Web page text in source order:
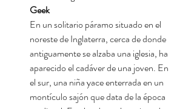
Geek
En un solitario páramo situado en el
noreste de Inglaterra, cerca de donde
antiguamente se alzaba una iglesia, ha
aparecido el cadáver de una joven. En
el sur, una niña yace enterrada en un
montículo sajón que data de la época